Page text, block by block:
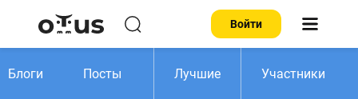
Войти
Блоги Посты Лучшие Участники